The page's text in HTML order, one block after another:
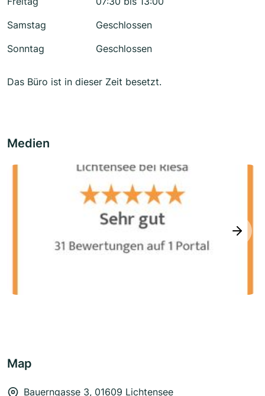
Samstag
Geschlossen
Sonntag
Geschlossen
Das Büro ist in dieser Zeit besetzt.
Medien
next
Map
Bauerngasse 3, 01609 Lichtensee